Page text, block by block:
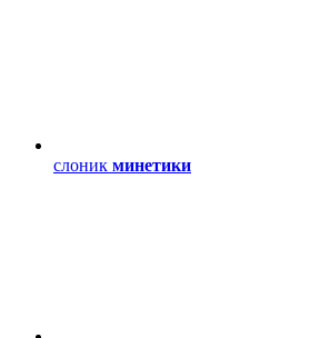
слоник минетики